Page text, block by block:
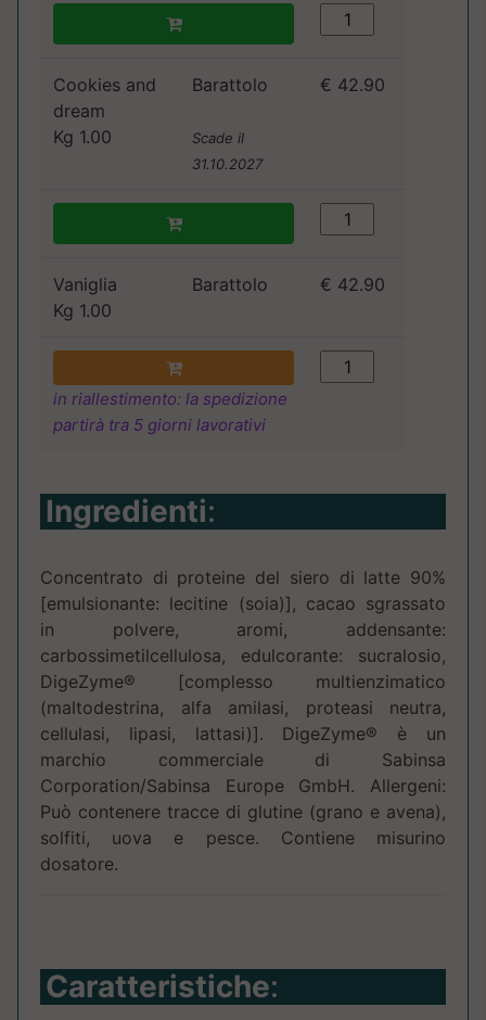
Cookies and
dream
Kg 1.00
Barattolo
Scade il
31.10.2027
€ 42.90
Vaniglia
Kg 1.00
Barattolo € 42.90
in riallestimento: la spedizione
partirà tra 5 giorni lavorativi
Ingredienti:
Concentrato di proteine del siero di latte 90%
[emulsionante: lecitine (soia)], cacao sgrassato
in polvere, aromi, addensante:
carbossimetilcellulosa, edulcorante: sucralosio,
DigeZyme® [complesso multienzimatico
(maltodestrina, alfa amilasi, proteasi neutra,
cellulasi, lipasi, lattasi)]. DigeZyme® è un
marchio commerciale di Sabinsa
Corporation/Sabinsa Europe GmbH. Allergeni:
Può contenere tracce di glutine (grano e avena),
solfiti, uova e pesce. Contiene misurino
dosatore.
Caratteristiche: